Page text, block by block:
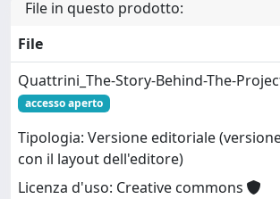
File in questo prodotto:
File
Quattrini_The-Story-Behind-The-
accesso aperto
Tipologia: Versione editoriale
con il layout dell'editore)
Licenza d'uso: Creative commons